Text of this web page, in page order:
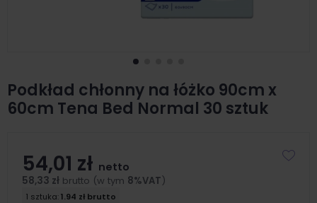
Podkład chłonny na łóżko 90cm x
60cm Tena Bed Normal 30 sztuk
54,01 zł netto
58,33 zł brutto (w tym 8%VAT)
1 sztuka:1.94 zł brutto